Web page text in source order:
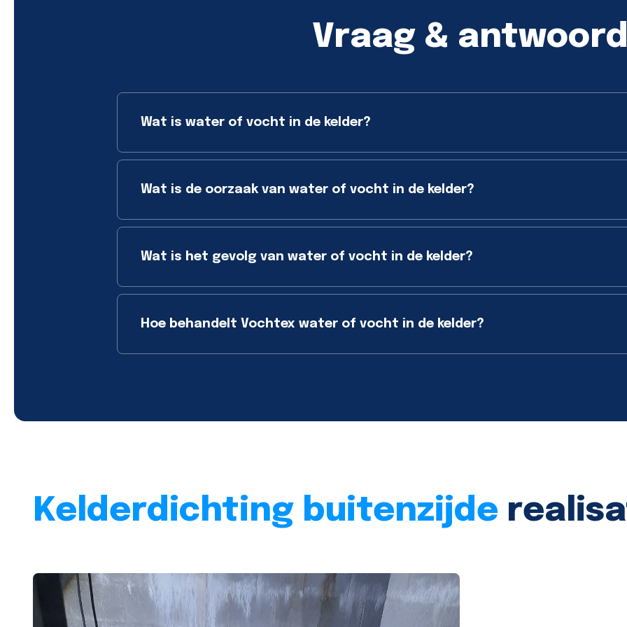
Vraag &
Wat is water of vocht in de kelder?
Wat is de oorzaak van water of vocht in de kelder?
Wat is het gevolg van water of vocht in de kelder?
Hoe behandelt Vochtex water of vocht in de kelder?
Kelderdichting buitenzijde